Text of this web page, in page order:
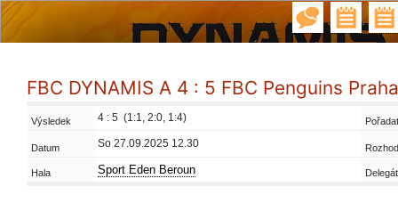
FBC DYNAMIS A 4 : 5 FBC Penguins Praha
Výsledek 4 : 5 (1:1, 2:0, 1:4)
Datum So 27.09.2025 12.30
Hala Sport Eden Beroun Delegát